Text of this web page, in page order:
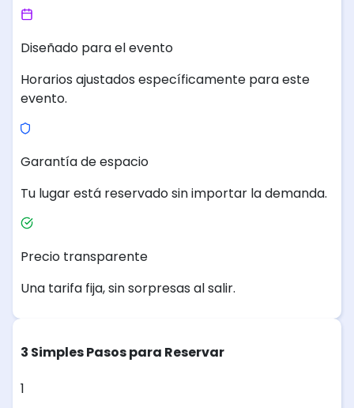
Diseñado para el evento
Horarios ajustados específicamente para este
evento.
Garantía de espacio
Tu lugar está reservado sin importar la demanda.
Precio transparente
Una tarifa fija, sin sorpresas al salir.
3 Simples Pasos para Reservar
1